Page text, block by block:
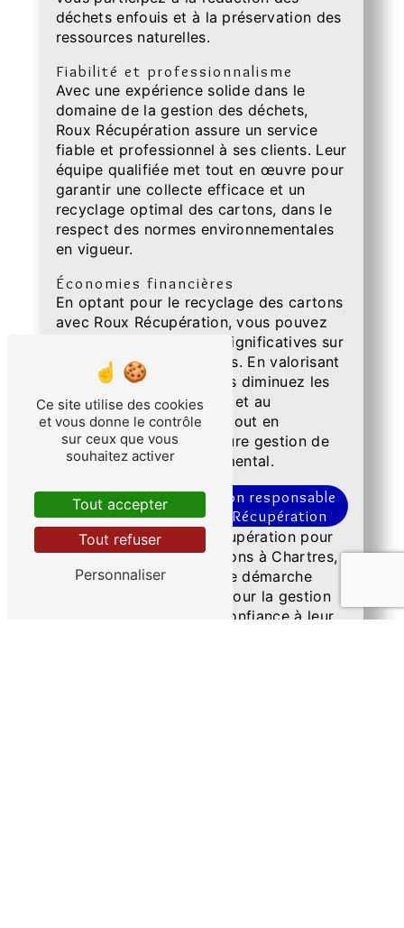
déchets enfouis et à la préservation des
ressources naturelles.
Fiabilité et professionnalisme
Avec une expérience solide dans le
domaine de la gestion des déchets,
Roux Récupération assure un service
fiable et professionnel à ses clients. Leur
équipe qualifiée met tout en œuvre pour
garantir une collecte efficace et un
recyclage optimal des cartons, dans le
respect des normes environnementales
en vigueur.
Économies financières
En optant pour le recyclage des cartons
avec Roux Récupération, vous pouvez
réaliser des économies significatives sur
la gestion de vos déchets. En valorisant
vos cartons usagés, vous diminuez les
coûts liés à l'enlèvement et au
traitement des déchets, tout en
contribuant à une meilleure gestion de
votre budget environnemental.
Optez pour une solution responsable
et durable avec Roux Récupération
En choisissant Roux Récupération pour
le recyclage de vos cartons à Chartres,
vous faites le choix d'une démarche
responsable et durable pour la gestion
de vos déchets. Faites confiance à leur
Ce site utilise des cookies
et vous donne le contrôle
sur ceux que vous
souhaitez activer
Tout accepter
Tout refuser
Personnaliser